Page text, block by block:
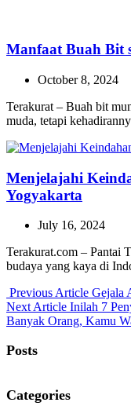
Manfaat Buah Bit
October 8, 2024
Terakurat – Buah bit
muda, tetapi
Menjelajahi
Yogyakarta
July 16, 2024
Terakurat.com – Pantai
budaya yang kaya di
Previous Article
Post:
Gejala
Next Article Next
Post:
Inilah 7
Banyak Orang, Kamu
Posts
Categories